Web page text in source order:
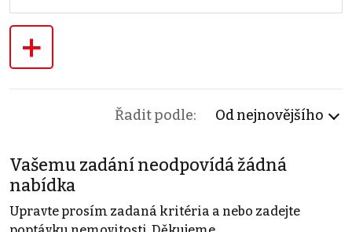
+
Řadit podle: Od nejnovějšího
Vašemu zadání neodpovídá žádná
nabídka
Upravte prosím zadaná kritéria a nebo zadejte